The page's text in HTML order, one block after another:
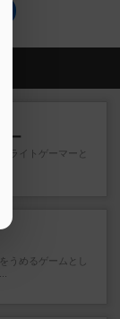
ー
ライトゲーマーと
うめるゲームとし